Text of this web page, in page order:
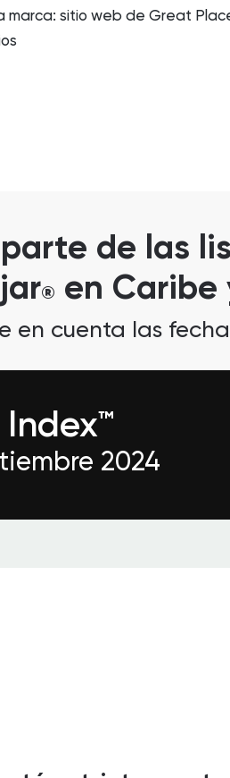
marca: sitio web de Great
de las
® en Caribe
en cuenta las
2024